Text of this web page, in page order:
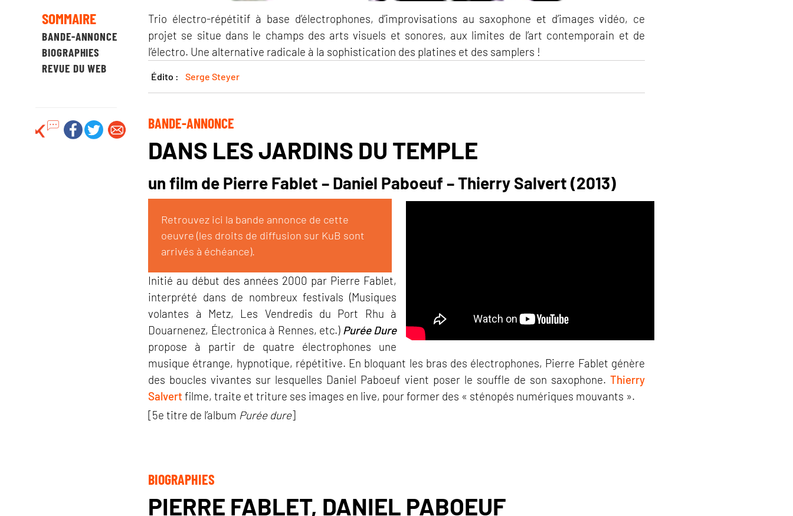
SOMMAIRE
BANDE-ANNONCE
BIOGRAPHIES
REVUE DU WEB
Trio électro-répétitif à base d’électrophones, d’improvisations au saxophone et d’images vidéo, ce
projet se situe dans le champs des arts visuels et sonores, aux limites de l’art contemporain et de
l’électro. Une alternative radicale à la sophistication des platines et des samplers !
Édito : Serge Steyer
BANDE-ANNONCE
DANS LES JARDINS DU TEMPLE
un film de Pierre Fablet – Daniel Paboeuf – Thierry Salvert (2013)
Retrouvez ici la bande annonce de cette
oeuvre (les droits de diffusion sur KuB sont
arrivés à échéance).
Initié au début des années 2000 par Pierre Fablet,
interprété dans de nombreux festivals (Musiques
volantes à Metz, Les Vendredis du Port Rhu à
Douarnenez, Électronica à Rennes, etc.) Purée Dure
propose à partir de quatre électrophones une
musique étrange, hypnotique, répétitive. En bloquant les bras des électrophones, Pierre Fablet génère
des boucles vivantes sur lesquelles Daniel Paboeuf vient poser le souffle de son saxophone. Thierry
Salvert filme, traite et triture ses images en live, pour former des « sténopés numériques mouvants ».
[5e titre de l’album Purée dure]
BIOGRAPHIES
PIERRE FABLET, DANIEL PABOEUF